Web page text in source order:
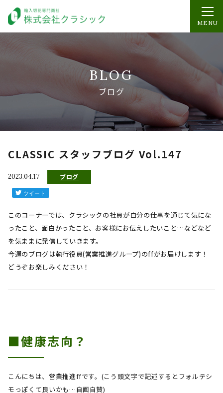
MENU
BLOG
ブログ
CLASSIC スタッフブログ Vol.147
2023.04.17 ブログ
このコーナーでは、クラシックの社員が自分の仕事を通じて気にな
ったこと、面白かったこと、お客様にお伝えしたいこと…などなど
を気ままに発信していきます。
今週のブログは執行役員(営業推進グループ)のffがお届けします！
どうぞお楽しみください！
■健康志向？
こんにちは、営業推進ffです。 (こう頭文字で記述するとフォルテシ
モっぽくて良いかも…自画自賛)